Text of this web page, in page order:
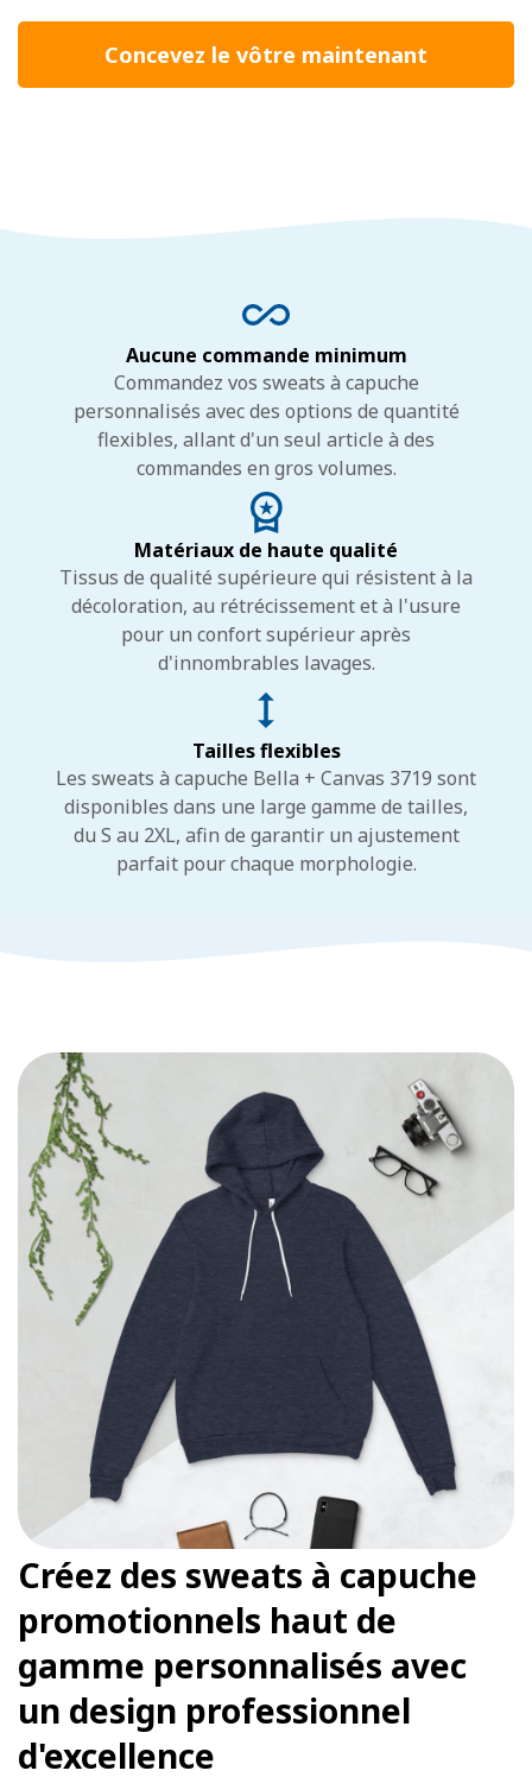
Concevez le vôtre maintenant
Aucune commande minimum
Commandez vos sweats à capuche
personnalisés avec des options de quantité
flexibles, allant d'un seul article à des
commandes en gros volumes.
Matériaux de haute qualité
Tissus de qualité supérieure qui résistent à la
décoloration, au rétrécissement et à l'usure
pour un confort supérieur après
d'innombrables lavages.
Tailles flexibles
Les sweats à capuche Bella + Canvas 3719 sont
disponibles dans une large gamme de tailles,
du S au 2XL, afin de garantir un ajustement
parfait pour chaque morphologie.
Créez des sweats à capuche
promotionnels haut de
gamme personnalisés avec
un design professionnel
d'excellence